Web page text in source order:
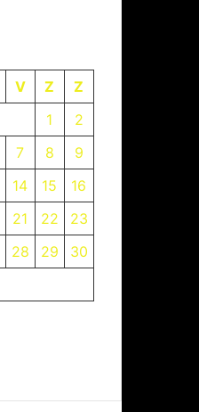
V Z
Z
1
2
7 8
9
14 15
16
21 22
23
28 29
30